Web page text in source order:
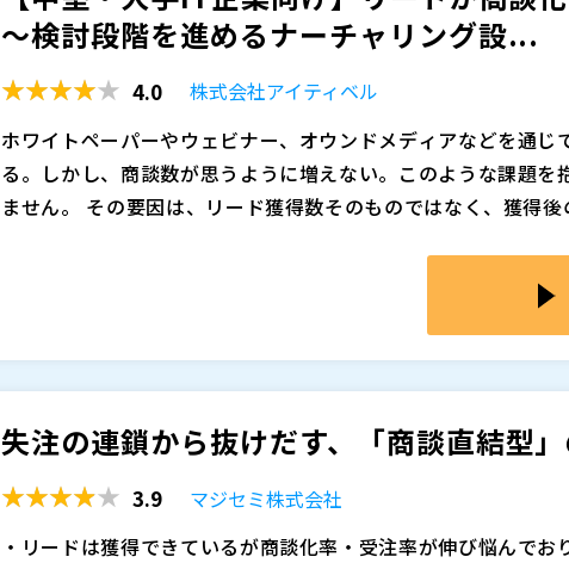
費用対効果の観点で比較し、自社に合った使い分けを整理するこ
を最大化する手段として、ウェビナーをどのように活用すべき
マジセミ株式会社（）
～検討段階を進めるナーチャリング設...
4.0
株式会社アイティベル
ホワイトペーパーやウェビナー、オウンドメディアなどを通じ
る。しかし、商談数が思うように増えない。このような課題を
ません。 その要因は、リード獲得数そのものではなく、獲得
顧客の検討段階を一歩ずつ前に進める仕組みが必要です。 また
ビナー参加などの行動は、検討が進んだサインでもあります
本セミナーでは、IT企業の購買プロセスを踏まえながら、商
な考え方をご紹介します。
マジセミ株式会社（
）
※共催、協賛、協力、講演企業は将来的に追加、削除される可
失注の連鎖から抜けだす、「商談直結型
3.9
マジセミ株式会社
・リードは獲得できているが商談化率・受注率が伸び悩んでお